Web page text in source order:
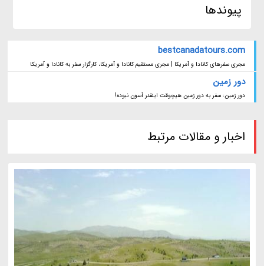
پیوندها
bestcanadatours.com
مجری سفرهای کانادا و آمریکا | مجری مستقیم کانادا و آمریکا، کارگزار سفر به کانادا و آمریکا
دور زمین
دور زمین: سفر به دور زمین هیچوقت اینقدر آسون نبوده!
اخبار و مقالات مرتبط